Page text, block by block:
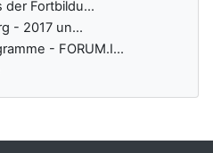
der Fortbildu...
- 2017 un...
- FORUM.I...